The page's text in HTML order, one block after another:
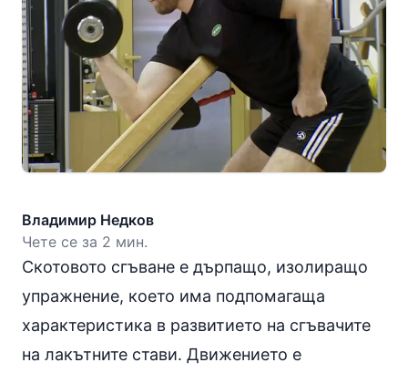
Владимир Недков
Чете се за 2 мин.
Скотовото сгъване е дърпащо, изолиращо
упражнение, което има подпомагаща
характеристика в развитието на сгъвачите
на лакътните стави. Движението е